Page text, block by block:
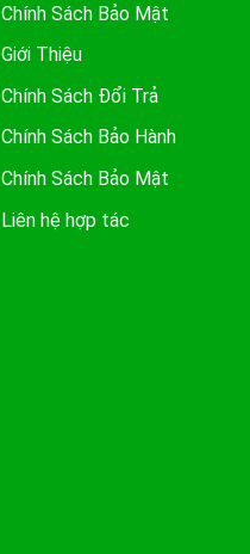
Chính Sách Bảo Mật
Giới Thiệu
Chính Sách Đổi Trả
Chính Sách Bảo Hành
Chính Sách Bảo Mật
Liên hệ hợp tác